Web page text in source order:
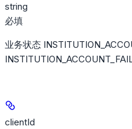
string
必填
业务状态
clientId